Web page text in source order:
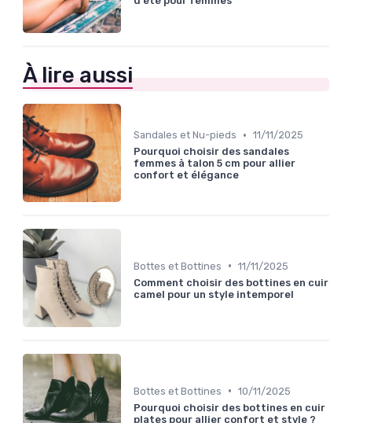
À lire aussi
Sandales et Nu-pieds • 11/11/2025
Pourquoi choisir des sandales
femmes à talon 5 cm pour allier
confort et élégance
Bottes et Bottines • 11/11/2025
Comment choisir des bottines en cuir
camel pour un style intemporel
Bottes et Bottines • 10/11/2025
Pourquoi choisir des bottines en cuir
plates pour allier confort et style ?